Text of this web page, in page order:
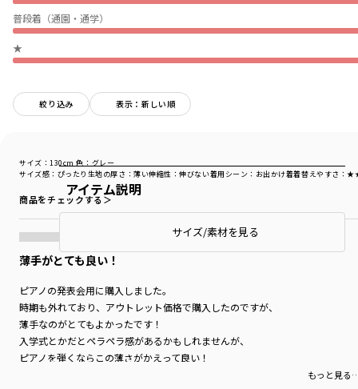
普段着（通園・通学）
★
絞り込み 表示：新しい順
サイズ感 ：ぴったり 生地の厚さ ：薄い伸縮性 ：伸びない着用シーン ：お出かけ着着替えやすさ ：
サイズ：130cm 色：グレー
商品をチェックする＞
薄手がとても良い！
ピアノの発表会用に購入しました。
時期も外れており、アウトレット価格で購入したのですが、
薄手なのがとてもよかったです！
入学式とかだとペラペラ感があるかもしれませんが、
ピアノを弾くならこの薄さがかえって良い！
もっと見る
アイテム説明
サイズ/素材を見る